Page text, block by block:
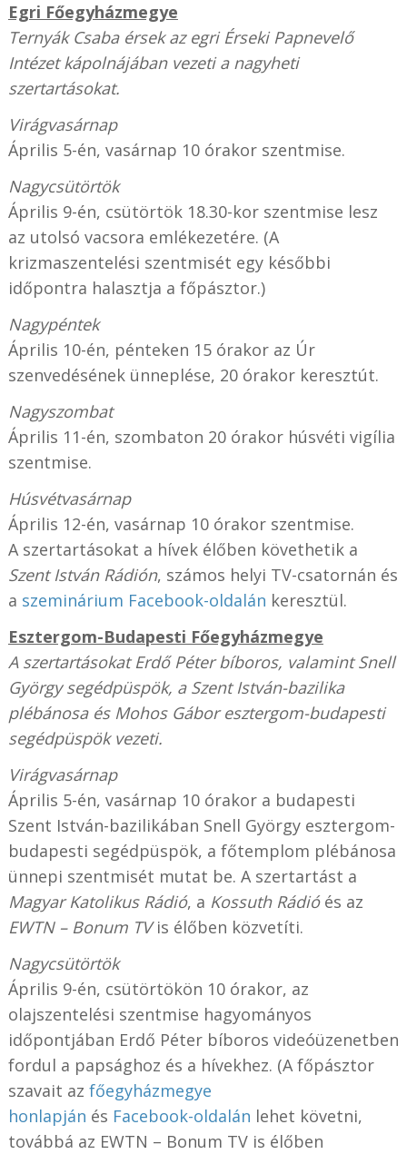
Egri Főegyházmegye
Ternyák Csaba érsek az egri Érseki Papnevelő
Intézet kápolnájában vezeti a nagyheti
szertartásokat.
Virágvasárnap
Április 5-én, vasárnap 10 órakor szentmise.
Nagycsütörtök
Április 9-én, csütörtök 18.30-kor szentmise lesz
az utolsó vacsora emlékezetére. (A
krizmaszentelési szentmisét egy későbbi
időpontra halasztja a főpásztor.)
Nagypéntek
Április 10-én, pénteken 15 órakor az Úr
szenvedésének ünneplése, 20 órakor keresztút.
Nagyszombat
Április 11-én, szombaton 20 órakor húsvéti vigília
szentmise.
Húsvétvasárnap
Április 12-én, vasárnap 10 órakor szentmise.
A szertartásokat a hívek élőben követhetik a
Szent István Rádión, számos helyi TV-csatornán és
a szeminárium Facebook-oldalán keresztül.
Esztergom-Budapesti Főegyházmegye
A szertartásokat Erdő Péter bíboros, valamint Snell
György segédpüspök, a Szent István-bazilika
plébánosa és Mohos Gábor esztergom-budapesti
segédpüspök vezeti.
Virágvasárnap
Április 5-én, vasárnap 10 órakor a budapesti
Szent István-bazilikában Snell György esztergom-
budapesti segédpüspök, a főtemplom plébánosa
ünnepi szentmisét mutat be. A szertartást a
Magyar Katolikus Rádió, a Kossuth Rádióés az
EWTN – Bonum TVis élőben közvetíti.
Nagycsütörtök
Április 9-én, csütörtökön 10 órakor, az
olajszentelési szentmise hagyományos
időpontjában Erdő Péter bíboros videóüzenetben
fordul a papsághoz és a hívekhez. (A főpásztor
szavait az főegyházmegye
honlapján és Facebook-oldalán lehet követni,
továbbá az EWTN – Bonum TV is élőben